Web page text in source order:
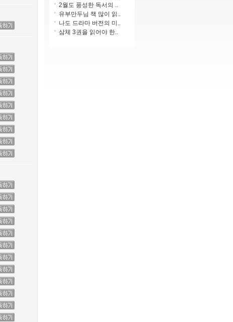
2월도 풍성한 독서의 ..
유부만두님 책 많이 읽..
나도 드라마 버전의 미..
삼체 3권을 읽어야 한..